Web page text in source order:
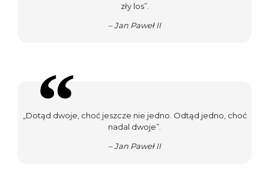
zły los”.
– Jan Paweł II
„Dotąd dwoje, choć jeszcze nie jedno. Odtąd jedno, choć
nadal dwoje”.
– Jan Paweł II